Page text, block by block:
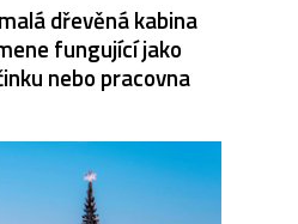
dřevěná kabina
fungující jako
nebo pracovna